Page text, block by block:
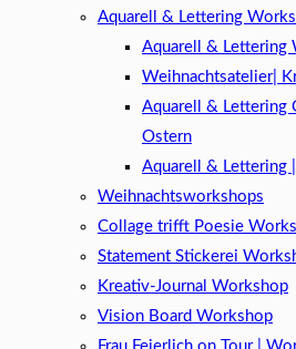
Aquarell & Lettering
Aquarell & Lettering
Weihnachtsatelier|
Aquarell & Lettering
Ostern
Aquarell & Lettering
Weihnachtsworkshops
Collage trifft Poesie
Statement Stickerei
Kreativ-Journal Workshop
Vision Board Workshop